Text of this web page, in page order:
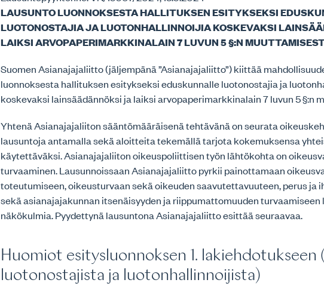
LAUSUNTO LUONNOKSESTA HALLITUKSEN ESITYKSEKSI
LUOTONOSTAJIA JA LUOTONHALLINNOIJIA KOSKEVAKSI
LAIKSI ARVOPAPERIMARKKINALAIN 7 LUVUN 5 §:N
Suomen Asianajajaliitto (jäljempänä ”Asianajajaliitto”) kiittää
luonnoksesta hallituksen esitykseksi eduskunnalle luotonostajia ja
koskevaksi lainsäädännöksi ja laiksi arvopaperimarkkinalain 7 luvun 5 §:n
Yhtenä Asianajajaliiton sääntömääräisenä tehtävänä on seurata
lausuntoja antamalla sekä aloitteita tekemällä tarjota kokemuksensa
käytettäväksi. Asianajajaliiton oikeuspoliittisen työn lähtökohta on
turvaaminen. Lausunnoissaan Asianajajaliitto pyrkii painottamaan
toteutumiseen, oikeusturvaan sekä oikeuden saavutettavuuteen, perus ja
sekä asianajajakunnan itsenäisyyden ja riippumattomuuden turvaamiseen
näkökulmia. Pyydettynä lausuntona Asianajajaliitto esittää seuraavaa.
Huomiot esitysluonnoksen 1. lakiehdotukseen
luotonostajista ja luotonhallinnoijista)